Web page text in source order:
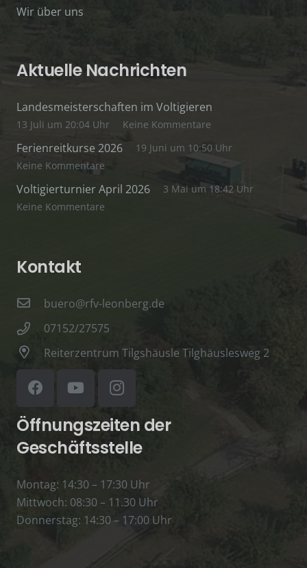
Wir über uns
Aktuelle Nachrichten
Landesmeisterschaften im Voltigieren
13 Juli um 20:04 Uhr Keine Kommentare
Ferienreitkurse 2026
19 Juni um 10:50 Uhr
Keine Kommentare
Voltigierturnier April 2026
3 Mai um 18:42 Uhr
Keine Kommentare
Kontakt
buero@rfv-leonberg.de
07152/27575
Reiterzentrum Tilgshäusle Tilghäuslesweg 2
Öffnungszeiten der
Geschäftsstelle
Montag: 14:30 – 17:30 Uhr
Mittwoch: 08:30 – 11.30 Uhr
Donnerstag: 14:30 – 17:00 Uhr